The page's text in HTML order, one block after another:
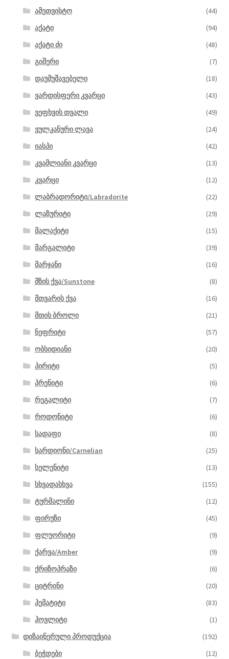
ამეთვისტო
(44)
აქატი
(94)
აქატი ძი
(48)
გიშერი
(7)
დაუმუშავებელი
(18)
ვარდისფერი კვარცი
(43)
ვეფხვის თვალი
(49)
ვულკანური ლავა
(24)
იასპი
(42)
კვამლიანი კვარცი
(13)
კვარცი
(12)
ლაბრადორიტი/Labradorite
(22)
ლაზურიტი
(29)
მალაქიტი
(15)
მარგალიტი
(39)
მარჯანი
(16)
მზის ქვა/Sunstone
(8)
მთვარის ქვა
(16)
მთის ბროლი
(21)
ნეფრიტი
(57)
ობსიდიანი
(20)
პირიტი
(5)
პრენიტი
(6)
რეგალიტი
(7)
როდონიტი
(6)
სადაფი
(8)
სარდიონი/Carnelian
(25)
სელენიტი
(13)
სხვადასხვა
(155)
ტურმალინი
(12)
ფირუზი
(45)
ფლუორიტი
(9)
ქარვა/Amber
(9)
ქრიზოპრაზი
(6)
ციტრინი
(20)
ჰემატიტი
(83)
ჰოვლიტი
(1)
დიზაინერული პროდუქცია
(192)
ბეჭდები
(12)